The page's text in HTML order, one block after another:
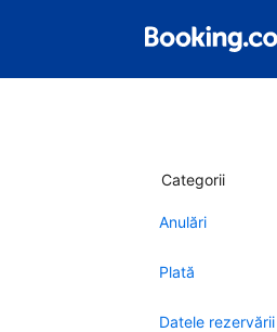
Categorii
Anulări
Plată
Datele rezervării